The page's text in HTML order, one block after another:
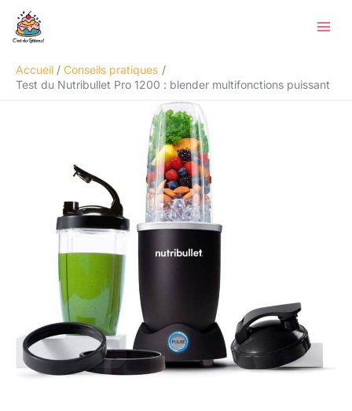
Accueil
Conseils pratiques
Test du Nutribullet Pro 1200 : blender multifonctions puissant
Rechercher